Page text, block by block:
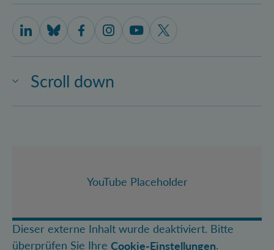
Scroll down
IQOQI Vienna on LinkedIn
IQOQI Vienna on Bluesky
IQOQI Vienna on Facebook
IQOQI Vienna on Instagram
IQOQI Vienna on Youtube
IQOQI Vienna on X
YouTube Placeholder
Dieser externe Inhalt wurde deaktiviert. Bitte
überprüfen Sie Ihre Cookie-Einstellungen.